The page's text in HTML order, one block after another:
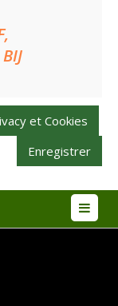
et Cookies
Enregistrer